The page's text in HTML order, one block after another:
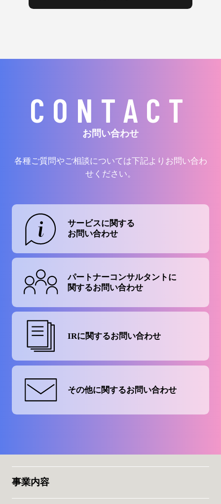
CONTACT
お問い合わせ
各種ご質問やご相談については下記よりお問い合わ
せください。
サービスに関する
お問い合わせ
パートナーコンサルタントに
関するお問い合わせ
IRに関するお問い合わせ
その他に関するお問い合わせ
事業内容